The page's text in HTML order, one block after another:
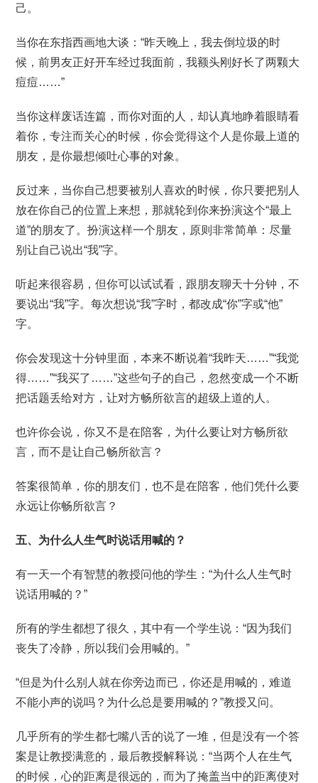
己。
当你在东指西画地大谈：“昨天晚上，我去倒垃圾的时
候，前男友正好开车经过我面前，我额头刚好长了两颗大
痘痘……”
当你这样废话连篇，而你对面的人，却认真地睁着眼睛看
着你，专注而关心的时候，你会觉得这个人是你最上道的
朋友，是你最想倾吐心事的对象。
反过来，当你自己想要被别人喜欢的时候，你只要把别人
放在你自己的位置上来想，那就轮到你来扮演这个“最上
道”的朋友了。扮演这样一个朋友，原则非常简单：尽量
别让自己说出“我”字。
听起来很容易，但你可以试试看，跟朋友聊天十分钟，不
要说出“我”字。每次想说“我”字时，都改成“你”字或“他”
字。
你会发现这十分钟里面，本来不断说着“我昨天……”“我觉
得……”“我买了……”这些句子的自己，忽然变成一个不断
把话题丢给对方，让对方畅所欲言的超级上道的人。
也许你会说，你又不是在陪客，为什么要让对方畅所欲
言，而不是让自己畅所欲言？
答案很简单，你的朋友们，也不是在陪客，他们凭什么要
永远让你畅所欲言？
五、为什么人生气时说话用喊的？
有一天一个有智慧的教授问他的学生：“为什么人生气时
说话用喊的？”
所有的学生都想了很久，其中有一个学生说：“因为我们
丧失了冷静，所以我们会用喊的。”
“但是为什么别人就在你旁边而已，你还是用喊的，难道
不能小声的说吗？为什么总是要用喊的？”教授又问。
几乎所有的学生都七嘴八舌的说了一堆，但是没有一个答
案是让教授满意的，最后教授解释说：“当两个人在生气
的时候，心的距离是很远的，而为了掩盖当中的距离使对